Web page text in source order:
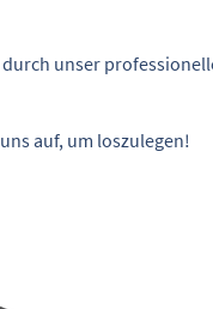
unser
auf, um loszulegen!